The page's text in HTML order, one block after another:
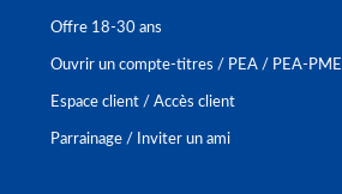
Offre 18-30 ans
Ouvrir un compte-titres / PEA / PEA-PME
Espace client / Accès client
Parrainage / Inviter un ami